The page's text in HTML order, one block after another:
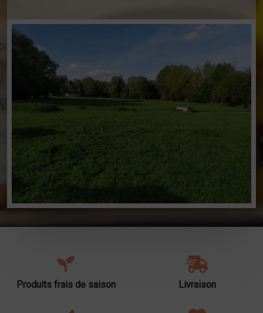
Produits frais de saison Livraison